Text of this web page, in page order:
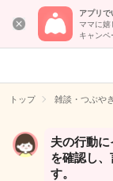
アプリで
ママに嬉
キャンペ
トップ 雑談・つぶやき
夫の行動
を確認し
す。